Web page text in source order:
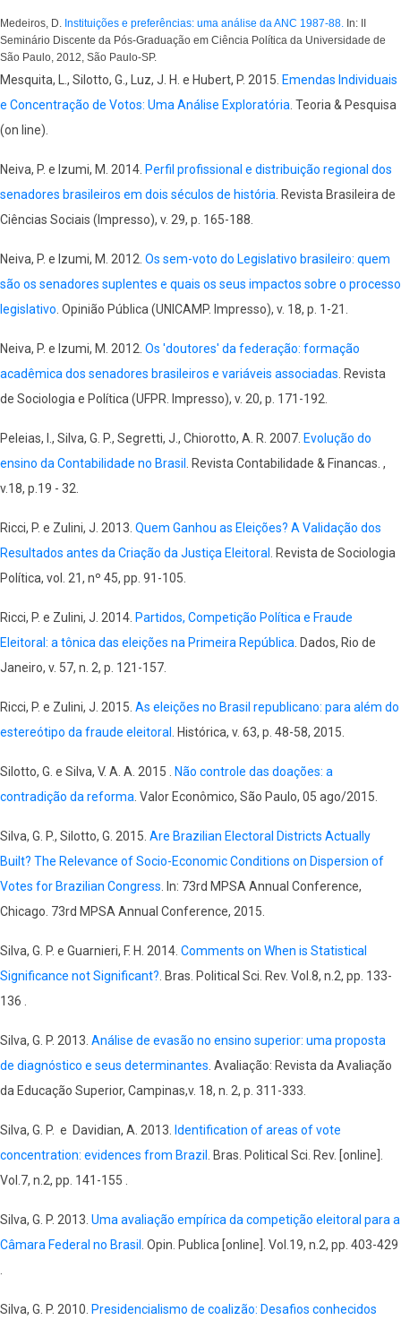
Medeiros, D. Instituições e preferências: uma análise da ANC 1987-88. In: II
Seminário Discente da Pós-Graduação em Ciência Política da Universidade de
São Paulo, 2012, São Paulo-SP.
Mesquita, L., Silotto, G., Luz, J. H. e Hubert, P. 2015. Emendas Individuais
e Concentração de Votos: Uma Análise Exploratória. Teoria & Pesquisa
(on line).
Neiva, P. e Izumi, M. 2014. Perfil profissional e distribuição regional dos
senadores brasileiros em dois séculos de história. Revista Brasileira de
Ciências Sociais (Impresso), v. 29, p. 165-188.
Neiva, P. e Izumi, M. 2012. Os sem-voto do Legislativo brasileiro: quem
são os senadores suplentes e quais os seus impactos sobre o processo
legislativo. Opinião Pública (UNICAMP. Impresso), v. 18, p. 1-21.
Neiva, P. e Izumi, M. 2012. Os 'doutores' da federação: formação
acadêmica dos senadores brasileiros e variáveis associadas. Revista
de Sociologia e Política (UFPR. Impresso), v. 20, p. 171-192.
Peleias, I., Silva, G. P., Segretti, J., Chiorotto, A. R. 2007. Evolução do
ensino da Contabilidade no Brasil . Revista Contabilidade & Financas. ,
v.18, p.19 - 32.
Ricci, P. e Zulini, J. 2013. Quem Ganhou as Eleições? A Validação dos
Resultados antes da Criação da Justiça Eleitoral . Revista de Sociologia
Política, vol. 21, nº 45, pp. 91-105.
Ricci, P. e Zulini, J. 2014. Partidos, Competição Política e Fraude
Eleitoral: a tônica das eleições na Primeira República. Dados, Rio de
Janeiro, v. 57, n. 2, p. 121-157.
Ricci, P. e Zulini, J. 2015. As eleições no Brasil republicano: para além do
estereótipo da fraude eleitoral . Histórica, v. 63, p. 48-58, 2015.
Silotto, G. e Silva, V. A. A. 2015 . Não controle das doações: a
contradição da reforma. Valor Econômico, São Paulo, 05 ago/2015.
Silva, G. P., Silotto, G. 2015. Are Brazilian Electoral Districts Actually
Built? The Relevance of Socio-Economic Conditions on Dispersion of
Votes for Brazilian Congress. In: 73rd MPSA Annual Conference,
Chicago. 73rd MPSA Annual Conference, 2015.
Silva, G. P. e Guarnieri, F. H. 2014. Comments on When is Statistical
Significance not Significant?. Bras. Political Sci. Rev. Vol.8, n.2, pp. 133-
136 .
Silva, G. P. 2013. Análise de evasão no ensino superior: uma proposta
de diagnóstico e seus determinantes. Avaliação: Revista da Avaliação
da Educação Superior, Campinas,v. 18, n. 2, p. 311-333.
Silva, G. P. e Davidian, A. 2013. Identification of areas of vote
concentration: evidences from Brazil . Bras. Political Sci. Rev. [online].
Vol.7, n.2, pp. 141-155 .
Silva, G. P. 2013. Uma avaliação empírica da competição eleitoral para a
Câmara Federal no Brasil . Opin. Publica [online]. Vol.19, n.2, pp. 403-429
.
Silva, G. P. 2010. Presidencialismo de coalizão: Desafios conhecidos